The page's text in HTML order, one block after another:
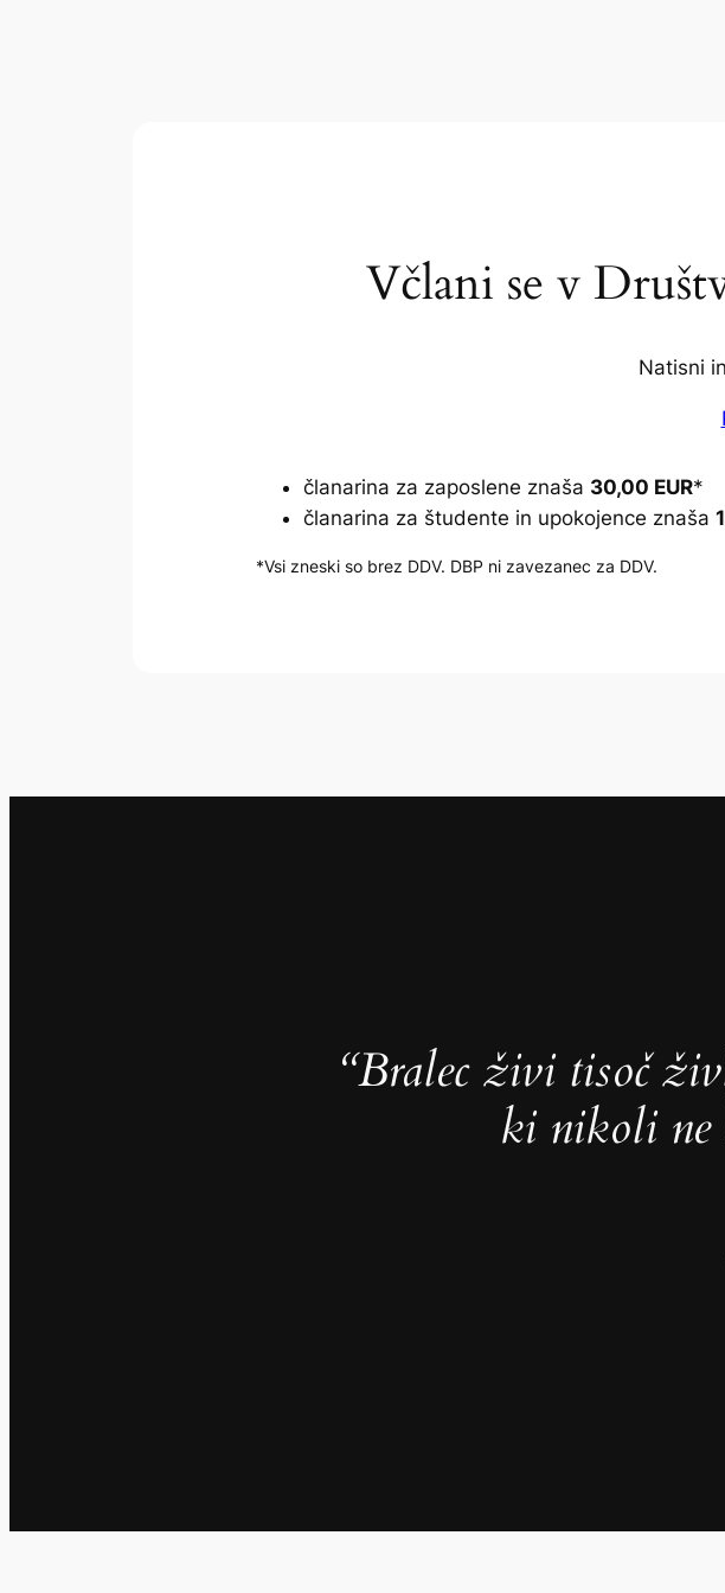
Včlani se v
Natisni
članarina za zaposlene znaša 30,00 EUR*
članarina za študente in upokojence znaša
*Vsi zneski so brez DDV. DBP ni zavezanec za DDV.
“Bralec živi tisoč
ki nikoli ne